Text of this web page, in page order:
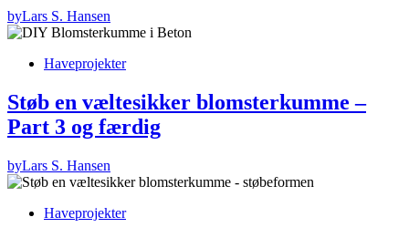
byLars S. Hansen
Haveprojekter
Støb en væltesikker blomsterkumme –
Part 3 og færdig
byLars S. Hansen
Haveprojekter